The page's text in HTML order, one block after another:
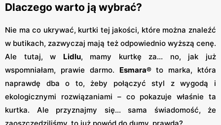
Dlaczego warto ją wybrać?
Nie ma co ukrywać, kurtki tej jakości, które można znaleźć
w butikach, zazwyczaj mają też odpowiednio wyższą cenę.
Ale tutaj, w Lidlu, mamy kurtkę za... no, jak już
wspomniałam, prawie darmo. Esmara®to marka, która
naprawdę dba o to, żeby połączyć styl z wygodą i
ekologicznymi rozwiązaniami – co pokazuje właśnie ta
kurtka. Ale przyznajmy się... sama świadomość, że